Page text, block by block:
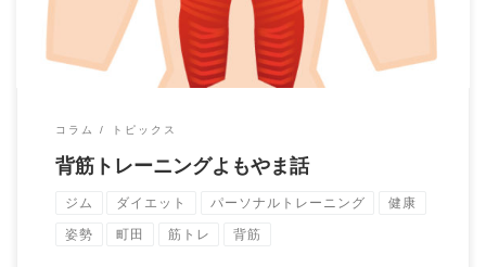
コラム トピックス
背筋トレーニングよもやま話
ジム ダイエット パーソナルトレーニング 健康
姿勢 町田 筋トレ 背筋